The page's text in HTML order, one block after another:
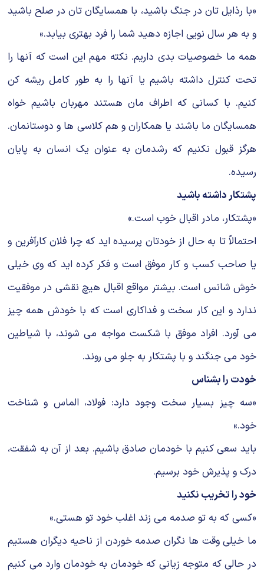
«با رذایل تان در جنگ باشید، با همسایگان تان در صلح باشید
و به هر سال نویی اجازه دهید شما را فرد بهتری بیابد.»
همه ما خصوصیات بدی داریم. نکته مهم این است که آنها را
تحت کنترل داشته باشیم یا آنها را به طور کامل ریشه کن
کنیم. با کسانی که اطراف مان هستند مهربان باشیم خواه
همسایگان ما باشند یا همکاران و هم کلاسی ها و دوستانمان.
هرگز قبول نکنیم که رشدمان به عنوان یک انسان به پایان
رسیده.
پشتکار داشته باشید
«پشتکار، مادر اقبال خوب است.»
احتمالاً تا به حال از خودتان پرسیده اید که چرا فلان کارآفرین و
یا صاحب کسب و کار موفق است و فکر کرده اید که وی خیلی
خوش شانس است. بیشتر مواقع اقبال هیچ نقشی در موفقیت
ندارد و این کار سخت و فداکاری است که با خودش همه چیز
می آورد. افراد موفق با شکست مواجه می شوند، با شیاطین
خود می جنگند و با پشتکار به جلو می روند.
خودت را بشناس
«سه چیز بسیار سخت وجود دارد: فولاد، الماس و شناخت
خود.»
باید سعی کنیم با خودمان صادق باشیم. بعد از آن به شفقت،
درک و پذیرش خود برسیم.
خود را تخریب نکنید
«کسی که به تو صدمه می زند اغلب خود تو هستی.»
ما خیلی وقت ها نگران صدمه خوردن از ناحیه دیگران هستیم
در حالی که متوجه زیانی که خودمان به خودمان وارد می کنیم